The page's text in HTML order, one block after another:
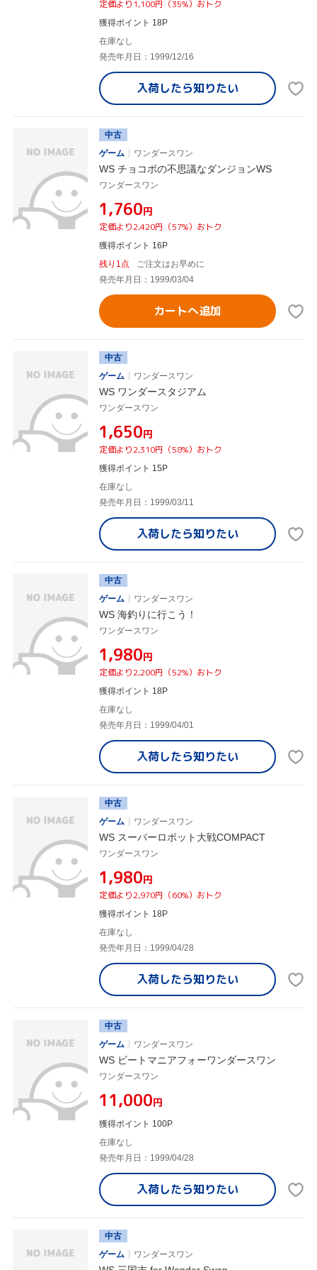
定価より1,100円（35%）おトク
獲得ポイント 18P
在庫なし
発売年月日：1999/12/16
入荷したら知りたい
中古
ゲーム
ワンダースワン
WS チョコボの不思議なダンジョンWS
ワンダースワン
¥1,760円
定価より2,420円（57%）おトク
獲得ポイント 16P
残り1点
ご注文はお早めに
発売年月日：1999/03/04
カートへ追加
中古
ゲーム
ワンダースワン
WS ワンダースタジアム
ワンダースワン
¥1,650円
定価より2,310円（58%）おトク
獲得ポイント 15P
在庫なし
発売年月日：1999/03/11
入荷したら知りたい
中古
ゲーム
ワンダースワン
WS 海釣りに行こう！
ワンダースワン
¥1,980円
定価より2,200円（52%）おトク
獲得ポイント 18P
在庫なし
発売年月日：1999/04/01
入荷したら知りたい
中古
ゲーム
ワンダースワン
WS スーパーロボット大戦COMPACT
ワンダースワン
¥1,980円
定価より2,970円（60%）おトク
獲得ポイント 18P
在庫なし
発売年月日：1999/04/28
入荷したら知りたい
中古
ゲーム
ワンダースワン
WS ビートマニアフォーワンダースワン
ワンダースワン
¥11,000円
獲得ポイント 100P
在庫なし
発売年月日：1999/04/28
入荷したら知りたい
中古
ゲーム
ワンダースワン